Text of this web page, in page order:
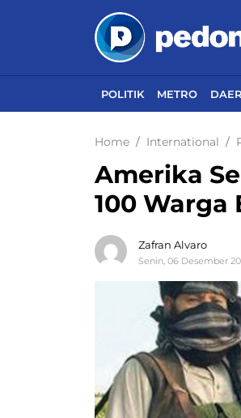
POLITIK METRO
Home International
Amerika
100 Warga
Zafran Alvaro
Senin, 06 Desember